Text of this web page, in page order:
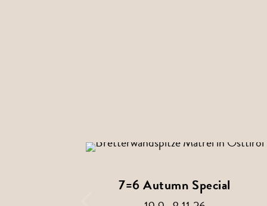
7=6 Autumn Special